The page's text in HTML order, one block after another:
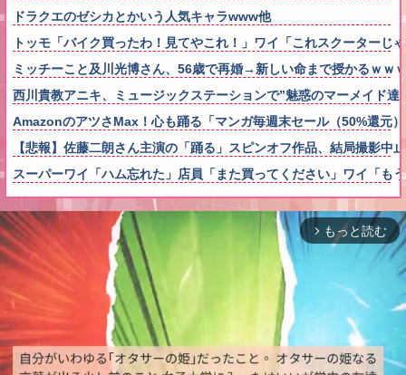
ドラクエのゼシカとかいう人気キャラwww他
トッモ「バイク買ったわ！見てやこれ！」ワイ「これスクーターじ
ミッチーこと及川光博さん、56歳で再婚→新しい命まで授かるｗｗ
西川貴教アニキ、ミュージックステーションで”魅惑のマーメイド
AmazonのアツさMax！心も踊る「マンガ毎週末セール（50%還元
【悲報】佐藤二朗さん主演の「踊る」スピンオフ作品、結局撮影
スーパーワイ「ハム忘れた」店員「また買ってください」ワイ「
arrow_forward_ios もっと読む